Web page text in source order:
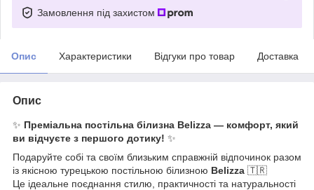
Замовлення під захистом
Опис Характеристики Відгуки про товар Доставка
Опис
✨ Преміальна постільна білизна Belizza — комфорт, який
ви відчуєте з першого дотику! ✨
Подаруйте собі та своїм близьким справжній відпочинок разом
із якісною турецькою постільною білизною Belizza 🇹🇷
Це ідеальне поєднання стилю, практичності та натуральності